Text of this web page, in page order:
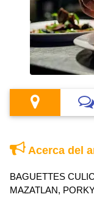
Acerca del
BAGUETTES
MAZATLAN,